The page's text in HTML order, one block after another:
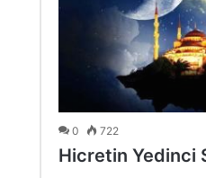
0 722
Hicretin Yedinci